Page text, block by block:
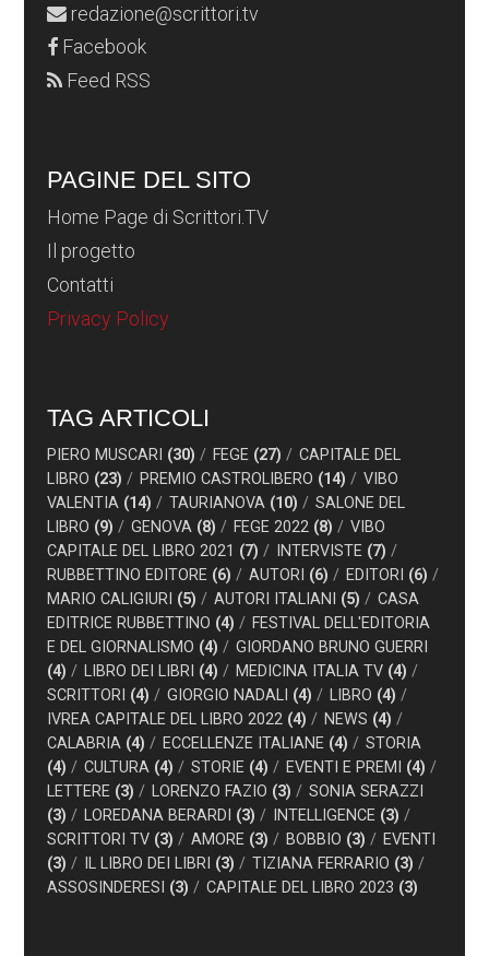
redazione@scrittori.tv
Facebook
Feed RSS
PAGINE DEL SITO
Home Page di Scrittori.TV
Il progetto
Contatti
Privacy Policy
TAG ARTICOLI
PIERO MUSCARI (30) FEGE (27)
CAPITALE DEL
LIBRO (23) PREMIO CASTROLIBERO (14)
VIBO
VALENTIA (14) TAURIANOVA (10)
SALONE DEL
LIBRO (9) GENOVA (8) FEGE 2022 (8)
VIBO
CAPITALE DEL LIBRO 2021 (7) INTERVISTE (7)
RUBBETTINO EDITORE (6) AUTORI (6) EDITORI
(6)
MARIO CALIGIURI
(5) AUTORI ITALIANI (5)
CASA
EDITRICE RUBBETTINO (4)
FESTIVAL DELL'EDITORIA
E DEL GIORNALISMO (4)
GIORDANO BRUNO GUERRI
(4)
LIBRO DEI LIBRI (4) MEDICINA ITALIA TV(4)
SCRITTORI
(4) GIORGIO NADALI (4) LIBRO (4)
IVREA CAPITALE DEL LIBRO 2022 (4) NEWS (4)
CALABRIA (4) ECCELLENZE ITALIANE (4)
STORIA
(4)
CULTURA (4) STORIE (4) EVENTI E PREMI
(4)
LETTERE (3) LORENZO FAZIO (3)
SONIA SERAZZI
(3)
LOREDANA BERARDI (3) INTELLIGENCE (3)
SCRITTORI TV(3) AMORE (3) BOBBIO (3)
EVENTI
(3)
IL LIBRO DEI LIBRI (3) TIZIANA FERRARIO (3)
ASSOSINDERESI
(3) CAPITALE DEL LIBRO 2023 (3)